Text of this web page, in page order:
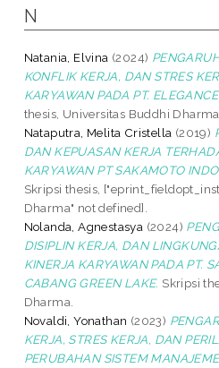
N
Natania, Elvina (2024)
KONFLIK KERJA, DAN STRES
KARYAWAN PADA PT.
thesis, Universitas Buddhi Dharma.
Nataputra, Melita Cristella (2019)
DAN KEPUASAN KERJA
KARYAWAN PT SAKAMOTO
Skripsi thesis,
Dharma" not defined].
Nolanda, Agnestasya (2024)
DISIPLIN KERJA, DAN
KINERJA KARYAWAN PADA PT.
CABANG GREEN LAKE. Skripsi
Dharma.
Novaldi, Yonathan (2023)
KERJA, STRES KERJA, DAN
PERUBAHAN SISTEM